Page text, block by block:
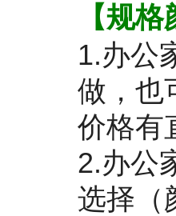
【规
1.办公
做，也
价格有
2.办公
选择（